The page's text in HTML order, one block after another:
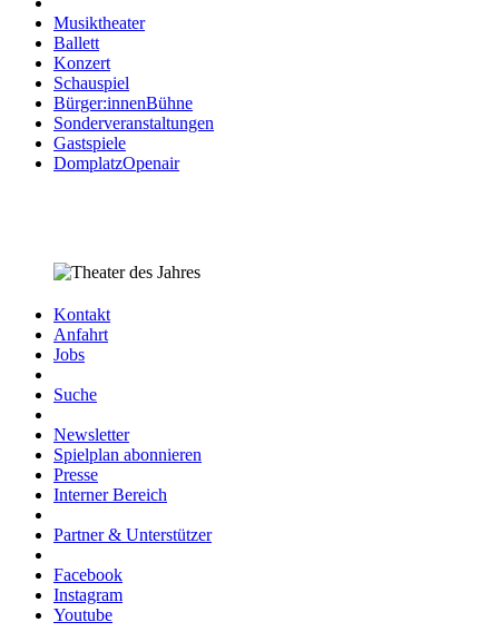
Musiktheater
Ballett
Konzert
Schauspiel
Bürger:innenBühne
Sonderveranstaltungen
Gastspiele
DomplatzOpenair
Kontakt
Anfahrt
Jobs
Suche
Newsletter
Spielplan abonnieren
Presse
Interner Bereich
Partner & Unterstützer
Facebook
Instagram
Youtube